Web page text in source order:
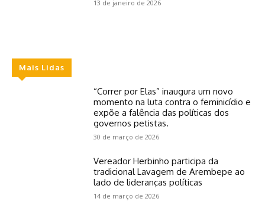
13 de janeiro de 2026
Mais Lidas
“Correr por Elas” inaugura um novo
momento na luta contra o feminicídio e
expõe a falência das políticas dos
governos petistas.
30 de março de 2026
Vereador Herbinho participa da
tradicional Lavagem de Arembepe ao
lado de lideranças políticas
14 de março de 2026